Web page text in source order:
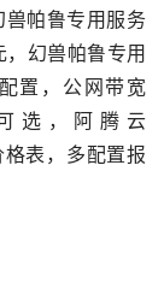
帕鲁专用服务
幻兽帕鲁专用
置，公网带宽
选，阿腾云
表，多配置报